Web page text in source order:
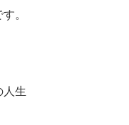
。
人生